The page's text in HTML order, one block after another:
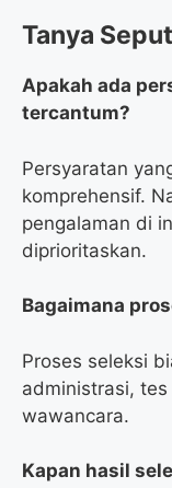
Tanya
Apakah ada
tercantum?
Persyaratan
komprehensif.
pengalaman di
diprioritaskan.
Bagaimana
Proses seleksi
administrasi,
wawancara.
Kapan hasil